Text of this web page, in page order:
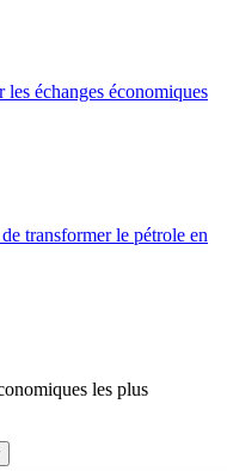
échanges économiques
transformer le pétrole en
les plus